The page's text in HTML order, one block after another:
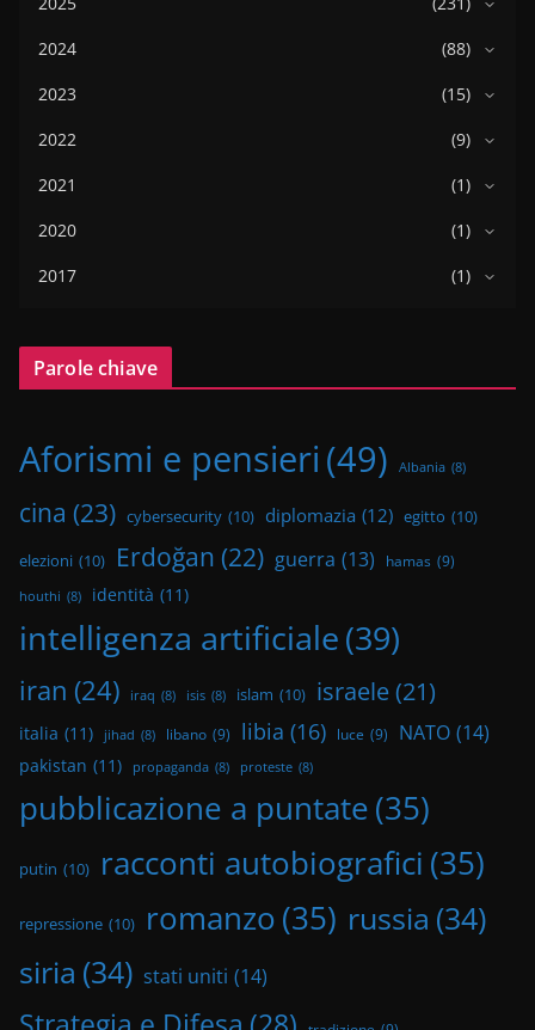
2024
(88)
2023
(15)
2022
(9)
2021
(1)
2020
(1)
2017
(1)
Parole chiave
Aforismi e pensieri (49) Albania (8)
cina (23) cybersecurity (10) diplomazia (12) egitto (10)
elezioni (10) Erdoğan (22) guerra (13) hamas (9)
houthi (8) identità (11)
intelligenza artificiale(39)
iran (24) iraq (8) isis (8) islam (10) israele(21)
italia (11) jihad (8) libano (9) libia (16) luce (9) NATO (14)
pakistan (11) propaganda (8) proteste (8)
pubblicazione a puntate(35)
putin (10) racconti autobiografici (35)
repressione (10) romanzo(35) russia (34)
siria (34) stati uniti (14)